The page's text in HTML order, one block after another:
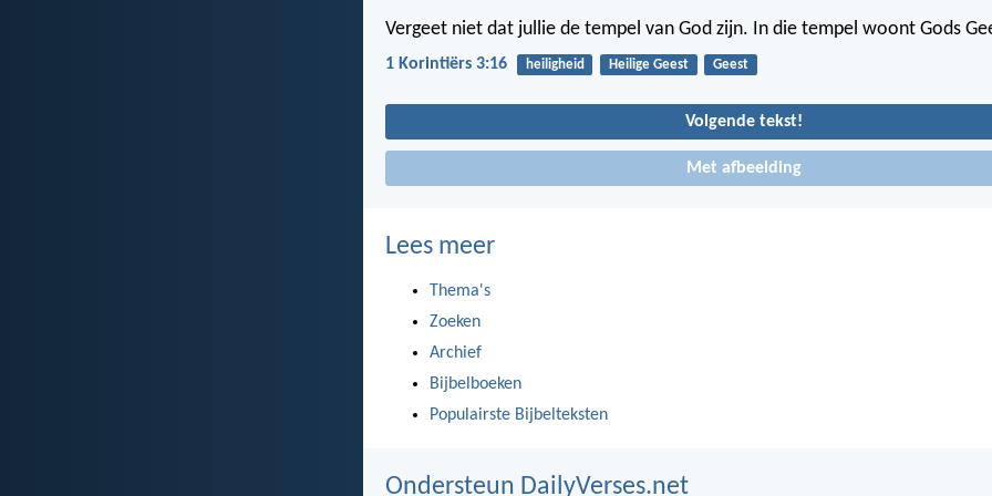
Vergeet niet dat jullie de tempel van God zijn. In die tempel woont Gods
1 Korintiërs 3:16 heiligheid Heilige Geest Geest
Volgende tekst!
Met afbeelding
Lees meer
Thema's
Zoeken
Archief
Bijbelboeken
Populairste Bijbelteksten
Ondersteun DailyVerses.net